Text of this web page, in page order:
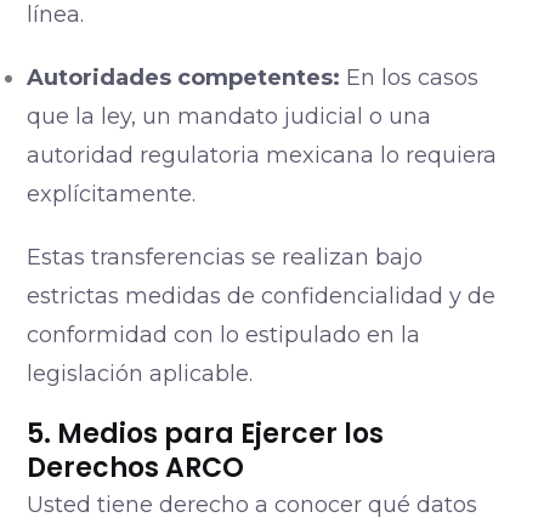
línea.
Autoridades competentes: En los casos
que la ley, un mandato judicial o una
autoridad regulatoria mexicana lo requiera
explícitamente.
Estas transferencias se realizan bajo
estrictas medidas de confidencialidad y de
conformidad con lo estipulado en la
legislación aplicable.
5. Medios para Ejercer los
Derechos ARCO
Usted tiene derecho a conocer qué datos